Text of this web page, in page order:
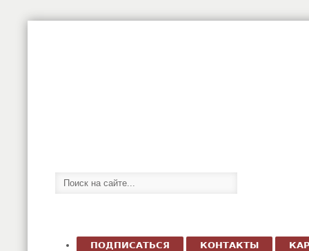
ПОДПИСАТЬСЯ КОНТАКТЫ